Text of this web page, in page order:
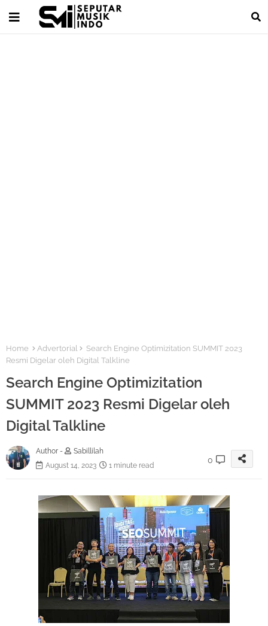
Home Advertorial
Search Engine Optimizitation SUMMIT 2023
Resmi Digelar oleh Digital Talkline
Search Engine Optimizitation
SUMMIT 2023 Resmi Digelar oleh
Digital Talkline
Author -
Sabillilah
August 14, 2023
1 minute read
0